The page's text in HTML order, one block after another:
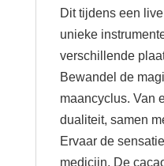
Dit tijdens een
unieke
verschillende
Bewandel de
maancyclus. Van
dualiteit, samen
Ervaar de
medicijn. De